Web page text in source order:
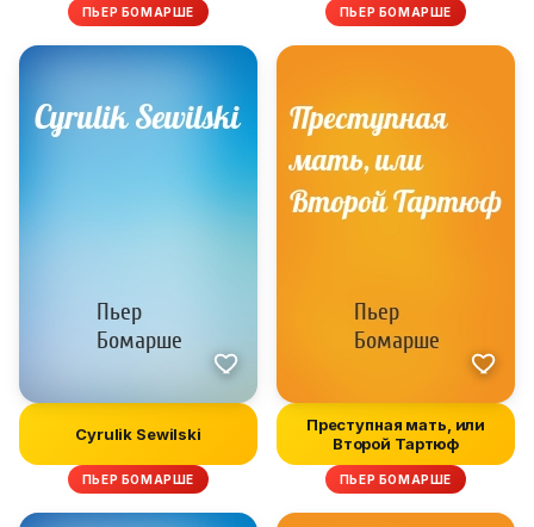
ПЬЕР БОМАРШЕ ПЬЕР БОМАРШЕ
Cyrulik Sewilski
ПЬЕР БОМАРШЕ
Преступная мать, или
Второй Тартюф
ПЬЕР БОМАРШЕ